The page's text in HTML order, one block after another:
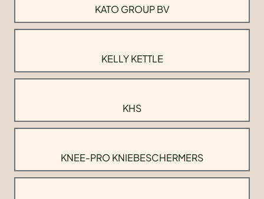
KATO GROUP BV
KELLY KETTLE
KHS
KNEE-PRO KNIEBESCHERMERS